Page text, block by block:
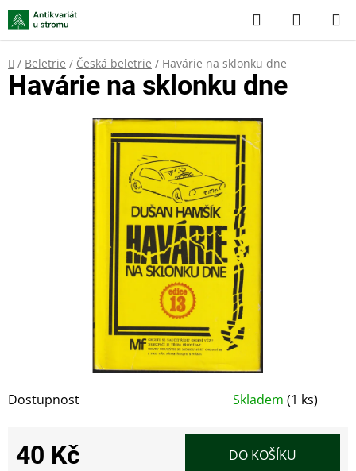
Přejít
na
obsah
Hledat
KOŠÍK
Domů
/ Beletrie / Česká beletrie / Havárie na sklonku dne
Dostupnost Skladem (1 ks)
40 Kč DO KOŠÍKU
Havárie na sklonku dne